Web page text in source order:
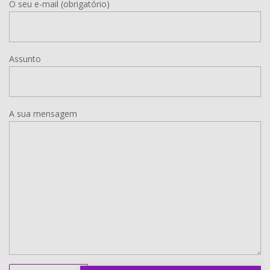
O seu e-mail (obrigatório)
Assunto
A sua mensagem